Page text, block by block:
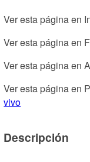
Ver esta página en
Ver esta página en
Ver esta página en
Ver esta página en
vivo
Descripción